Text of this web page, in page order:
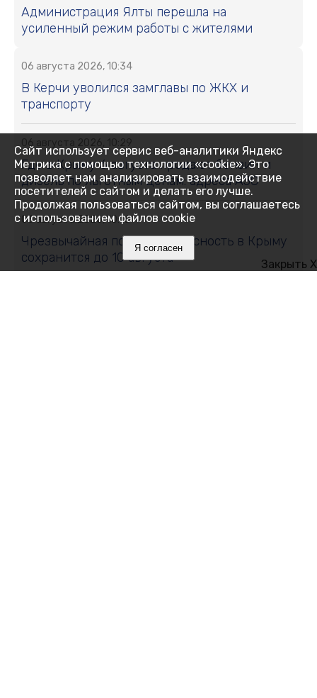
Администрация Ялты перешла на
усиленный режим работы с жителями
06 августа 2026, 10:34
В Керчи уволился замглавы по ЖКХ и
транспорту
Где в Крыму 6 августа продают бензин и
дизель по льготным ценам: адреса АЗС
06 августа 2026, 10:16
Чрезвычайная пожарная опасность в Крыму
сохранится до 10 августа
Закрыть X
Сайт использует сервис веб-аналитики Яндекс
Метрика с помощью технологии «cookie». Это
позволяет нам анализировать взаимодействие
посетителей с сайтом и делать его лучше.
Продолжая пользоваться сайтом, вы соглашаетесь
с использованием файлов cookie
Я согласен